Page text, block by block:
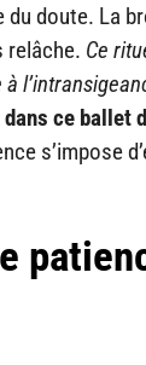
doute. La
relâche. Ce
ce ballet
s’impose